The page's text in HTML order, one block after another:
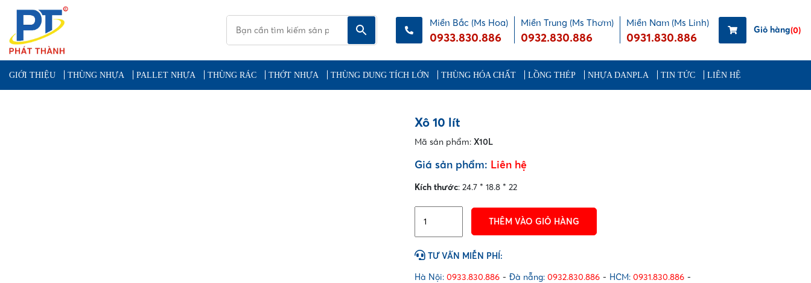
Miền Bắc (Ms Hoa)
0933.830.886
Miền Trung (Ms Thơm)
0932.830.886
Miền Nam (Ms Linh)
0931.830.886
Giỏ hàng(0)
GIỚI THIỆU THÙNG NHỰA PALLET NHỰA THÙNG RÁC THỚT NHỰA THÙNG DUNG TÍCH LỚN THÙNG HÓA CHẤT LỒNG THÉP NHỰA DANPLA TIN TỨC LIÊN HỆ
Xô 10 lít
Mã sản phẩm: X10L
Giá sản phẩm: Liên hệ
Kích thước: 24.7 * 18.8 * 22
lít
số
lượng
THÊM VÀO GIỎ HÀNG
TƯ VẤN MIỄN PHÍ:
Hà Nội: 0933.830.886 - Đà nẵng: 0932.830.886 - HCM: 0931.830.886 -